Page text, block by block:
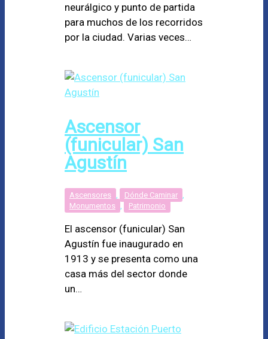
neurálgico y punto de partida
para muchos de los recorridos
por la ciudad. Varias veces…
Ascensor
(funicular) San
Agustín
Ascensores Dónde Caminar
Monumentos
Patrimonio
El ascensor (funicular) San
Agustín fue inaugurado en
1913 y se presenta como una
casa más del sector donde
un…